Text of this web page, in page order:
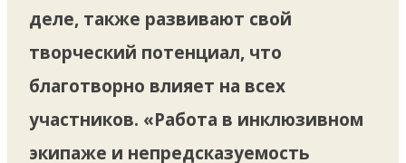
деле, также развивают свой
творческий потенциал, что
благотворно влияет на всех
участников. «Работа в инклюзивном
экипаже и непредсказуемость